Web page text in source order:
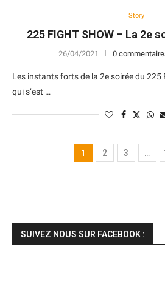
Story
225 FIGHT SHOW – La 2e
26/04/2021 0
Les instants forts de la 2e soirée du 225
qui s’est …
1 2 3 …
SUIVEZ NOUS SUR FACEBOOK :